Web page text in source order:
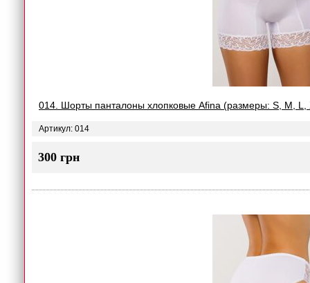
014. Шорты панталоны хлопковые Afina (размеры: S, M, L,
Артикул: 014
300 грн